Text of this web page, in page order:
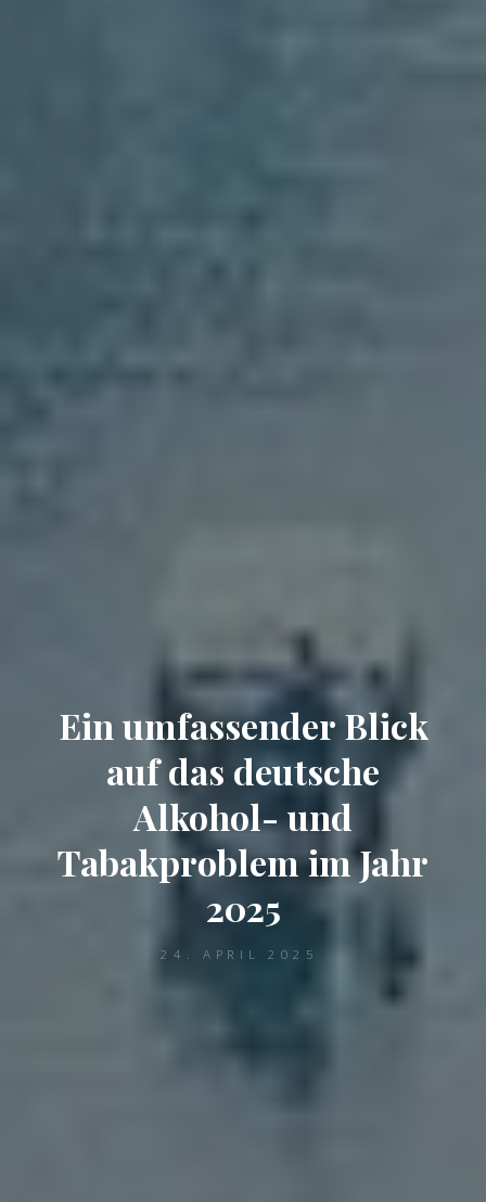
Ein umfassender Blick
auf das deutsche
Alkohol- und
Tabakproblem im Jahr
2025
24. APRIL 2025